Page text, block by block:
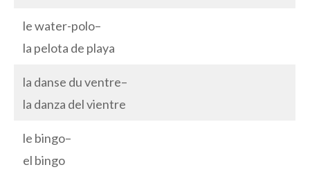
le water-polo–
la pelota de playa
la danse du ventre–
la danza del vientre
le bingo–
el bingo